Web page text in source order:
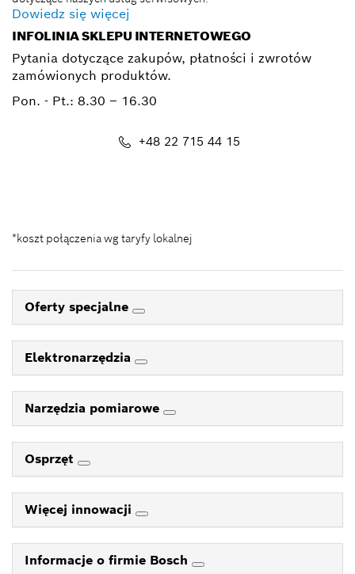
Dowiedz się więcej
INFOLINIA SKLEPU INTERNETOWEGO
Pytania dotyczące zakupów, płatności i zwrotów
zamówionych produktów.
Pon. - Pt.: 8.30 – 16.30
+48 22 715 44 15
*koszt połączenia wg taryfy lokalnej
Oferty specjalne
Elektronarzędzia
Narzędzia pomiarowe
Osprzęt
Więcej innowacji
Informacje o firmie Bosch